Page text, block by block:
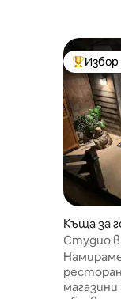
Най-
Къща за
nd
Студио в
крачки
магазини и плажа.